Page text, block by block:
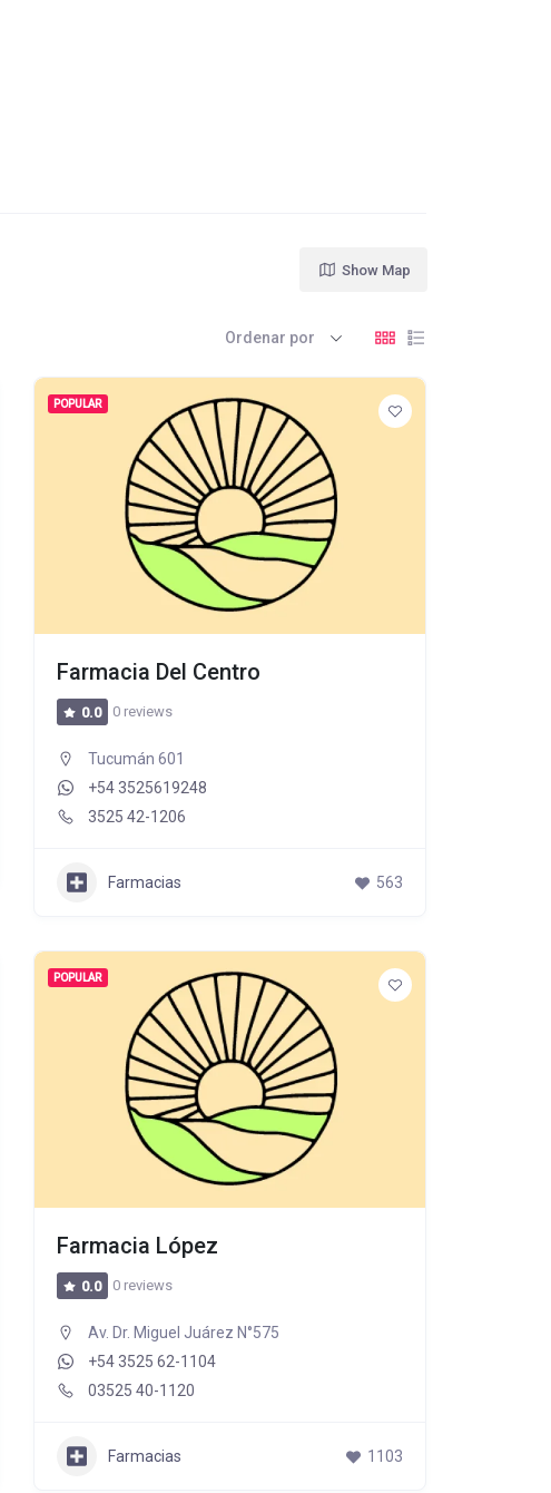
Show Map
Ordenar por
POPULAR
Farmacia Del Centro
0.0 0 reviews
Tucumán 601
+54 3525619248
3525 42-1206
Farmacias 563
POPULAR
Farmacia López
0.0 0 reviews
Av. Dr. Miguel Juárez N°575
+54 3525 62-1104
03525 40-1120
Farmacias 1103